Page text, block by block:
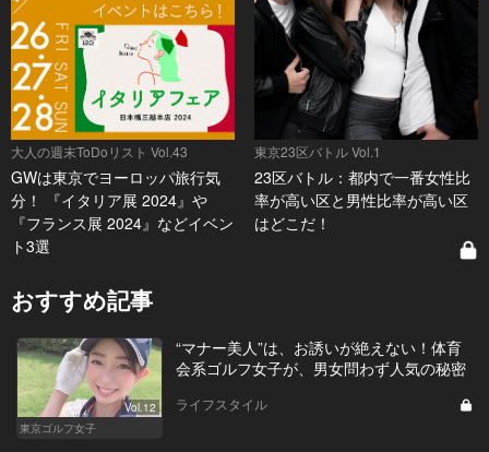
大人の週末ToDoリスト Vol.43
GWは東京でヨーロッパ旅行気
分！ 『イタリア展 2024』や
『フランス展 2024』などイベン
ト3選
東京23区バトル Vol.1
23区バトル：都内で一番女性比
率が高い区と男性比率が高い区
はどこだ！
おすすめ記事
Vol.12
東京ゴルフ女子
“マナー美人”は、お誘いが絶えない！体育
会系ゴルフ女子が、男女問わず人気の秘密
ライフスタイル